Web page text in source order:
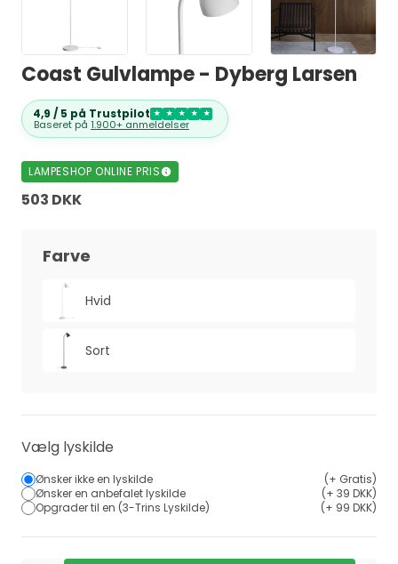
Coast Gulvlampe - Dyberg Larsen
4,9 / 5 på Trustpilot ★ ★ ★ ★ ★
Baseret på 1.900+ anmeldelser
LAMPESHOP ONLINE PRIS
503 DKK
Farve
Hvid
Sort
Vælg lyskilde
Ønsker ikke en lyskilde
(+ Gratis)
Ønsker en anbefalet lyskilde
(+ 39 DKK)
Opgrader til en (3-Trins Lyskilde)
(+ 99 DKK)